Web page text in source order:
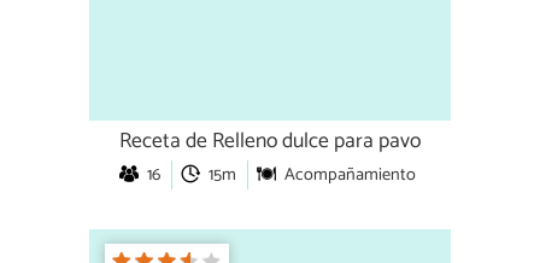
Receta de Relleno dulce para pavo
16 15m Acompañamiento